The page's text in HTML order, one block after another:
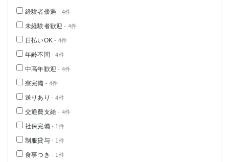
経験者優遇 - 4件
未経験者歓迎 - 4件
日払いOK - 4件
年齢不問 - 4件
中高年歓迎 - 4件
寮完備 - 4件
送りあり - 4件
交通費支給 - 4件
社保完備- 1件
制服貸与- 1件
食事つき - 1件